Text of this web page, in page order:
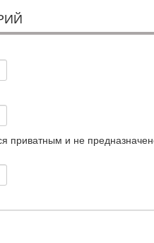
приватным и не